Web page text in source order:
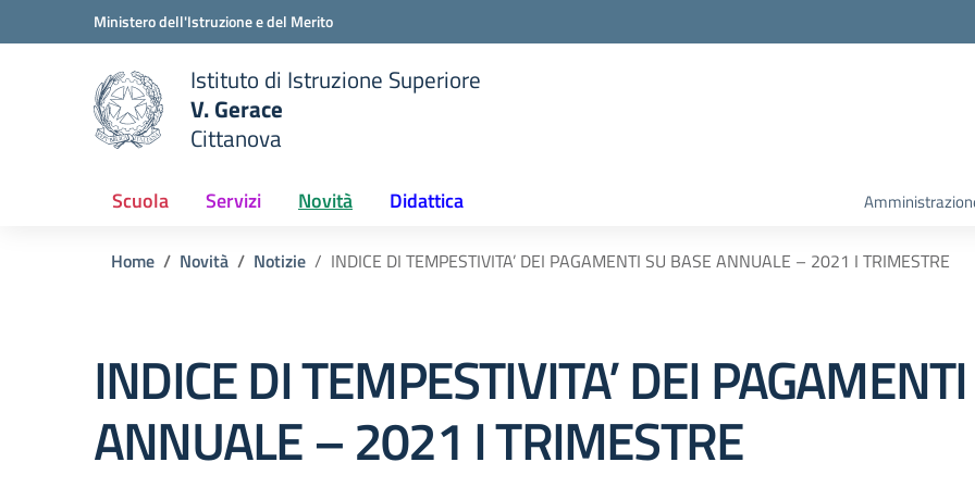
Vai ai contenuti
Vai al menu di navigazioneMinistero dell'Istruzione e del Merito
scuola
Istituto di Istruzione Superiore
V. Gerace
Cittanova
Scuola Servizi Novità Didattica
Home Novità Notizie INDICE DI TEMPESTIVITA’ DEI PAGAMENTI SU BASE ANNUALE – 2021 I TRIMESTRE
INDICE DI TEMPESTIVITA’ DEI
ANNUALE – 2021 I TRIMESTRE